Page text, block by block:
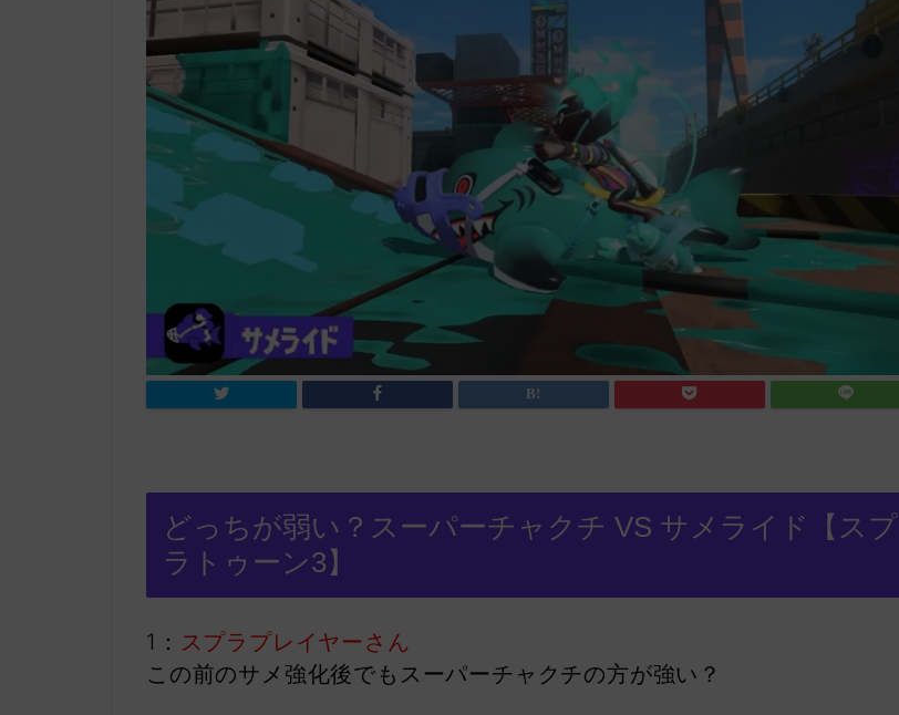
どっちが弱い？スーパーチャクチ VS サメライド【スプ
ラトゥーン3】
1： スプラプレイヤーさん
この前のサメ強化後でもスーパーチャクチの方が強い？